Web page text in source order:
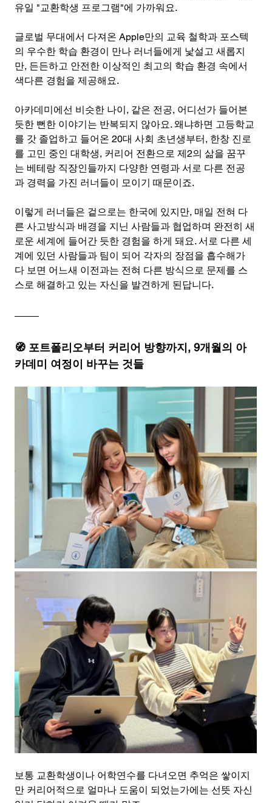
유일 "교환학생 프로그램"에 가까워요.
글로벌 무대에서 다져온 Apple만의 교육 철학과 포스텍
의 우수한 학습 환경이 만나 러너들에게 낯설고 새롭지
만, 든든하고 안전한 이상적인 최고의 학습 환경 속에서
색다른 경험을 제공해요.
아카데미에선 비슷한 나이, 같은 전공, 어디선가 들어본
듯한 뻔한 이야기는 반복되지 않아요. 왜냐하면 고등학교
를 갓 졸업하고 들어온 20대 사회 초년생부터, 한창 진로
를 고민 중인 대학생, 커리어 전환으로 제2의 삶을 꿈꾸
는 베테랑 직장인들까지 다양한 연령과 서로 다른 전공
과 경력을 가진 러너들이 모이기 때문이죠.
이렇게 러너들은 겉으로는 한국에 있지만, 매일 전혀 다
른 사고방식과 배경을 지닌 사람들과 협업하며 완전히 새
로운 세계에 들어간 듯한 경험을 하게 돼요. 서로 다른 세
계에 있던 사람들과 팀이 되어 각자의 장점을 흡수해가
다 보면 어느새 이전과는 전혀 다른 방식으로 문제를 스
스로 해결하고 있는 자신을 발견하게 된답니다.
🧭 포트폴리오부터 커리어 방향까지, 9개월의 아
카데미 여정이 바꾸는 것들
보통 교환학생이나 어학연수를 다녀오면 추억은 쌓이지
만 커리어적으로 얼마나 도움이 되었는가에는 선뜻 자신